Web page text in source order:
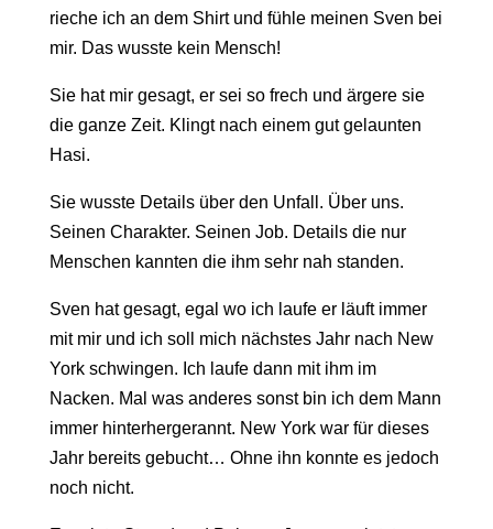
rieche ich an dem Shirt und fühle meinen Sven bei
mir. Das wusste kein Mensch!
Sie hat mir gesagt, er sei so frech und ärgere sie
die ganze Zeit. Klingt nach einem gut gelaunten
Hasi.
Sie wusste Details über den Unfall. Über uns.
Seinen Charakter. Seinen Job. Details die nur
Menschen kannten die ihm sehr nah standen.
Sven hat gesagt, egal wo ich laufe er läuft immer
mit mir und ich soll mich nächstes Jahr nach New
York schwingen. Ich laufe dann mit ihm im
Nacken. Mal was anderes sonst bin ich dem Mann
immer hinterhergerannt. New York war für dieses
Jahr bereits gebucht… Ohne ihn konnte es jedoch
noch nicht.